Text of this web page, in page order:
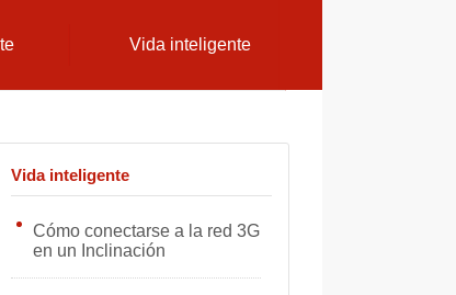
Vida inteligente
Vida inteligente
Cómo conectarse a la red 3G
en un Inclinación